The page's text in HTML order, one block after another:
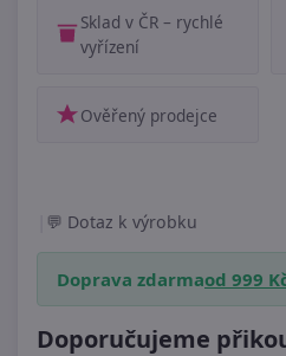
Sklad v ČR – rychlé
vyřízení
Ověřený prodejce
Dotaz k výrobku
Doprava zdarmaod 999
Doporučujeme